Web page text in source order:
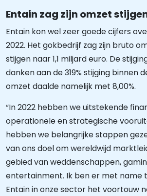
Entain zag zijn omzet
Entain kon wel zeer goede cijfers
2022. Het gokbedrijf zag zijn bruto
stijgen naar 1,1 miljard euro. De
danken aan de 319% stijging binnen
omzet daalde namelijk met 8,00%.
“In 2022 hebben we uitstekende
operationele en strategische
hebben we belangrijke stappen
van ons doel om wereldwijd
gebied van weddenschappen,
entertainment. Ik ben er met name
Entain in onze sector het voortouw